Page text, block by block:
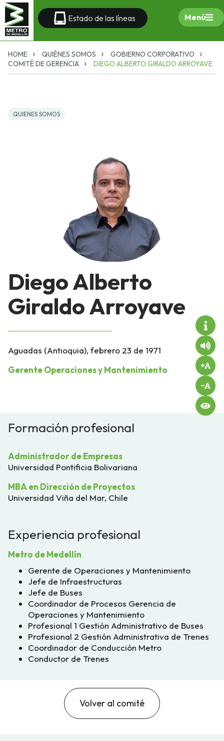
Estado de las líneas Menú
HOME QUIÉNES SOMOS
GOBIERNO CORPORATIVO
COMITÉ DE GERENCIA
DIEGO ALBERTO GIRALDO ARROYAVE
QUIENES SOMOS
Diego Alberto
Giraldo Arroyave
Aguadas (Antioquia), febrero 23 de 1971
Gerente Operaciones y Mantenimiento
Formación profesional
Administrador de Empresas
Universidad Pontificia Bolivariana
MBA en Dirección de Proyectos
Universidad Viña del Mar, Chile
Experiencia profesional
Metro de Medellín
Gerente de Operaciones y Mantenimiento
Jefe de Infraestructuras
Jefe de Buses
Coordinador de Procesos Gerencia de
Operaciones y Mantenimiento
Profesional 1 Gestión Administrativo de Buses
Profesional 2 Gestión Administrativa de Trenes
Coordinador de Conducción Metro
Conductor de Trenes
Volver al comité